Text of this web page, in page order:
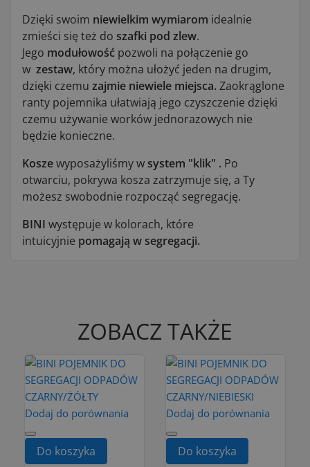
Dzięki swoim niewielkim wymiarom idealnie
zmieści się też do szafki pod zlew.
Jego modułowość pozwoli na połączenie go
w zestaw, który można ułożyć jeden na drugim,
dzięki czemu zajmie niewiele miejsca.Zaokrąglone
ranty pojemnika ułatwiają jego czyszczenie dzięki
czemu używanie worków jednorazowych nie
będzie konieczne.
Koszewyposażyliśmy wsystem "klik" . Po
otwarciu, pokrywa kosza zatrzymuje się, a Ty
możesz swobodnie rozpocząć segregację.
BINI występuje w kolorach, które
intuicyjnie pomagają w segregacji.
ZOBACZ TAKŻE
Dodaj do porównania
Do koszyka
Dodaj do porównania
Do koszyka